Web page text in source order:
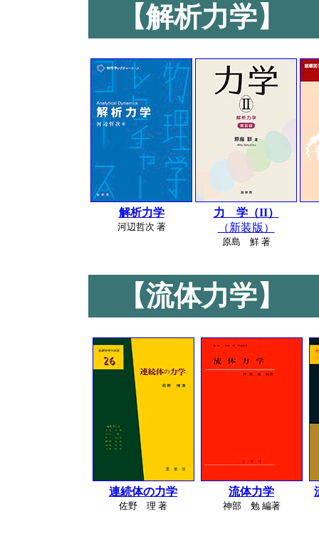
【解析力学】
解析力学
河辺哲次 著
力 学（II）
（新装版）
原島 鮮 著
【流体力学】
連続体の力学
佐野 理 著
流体力学
神部 勉 編著